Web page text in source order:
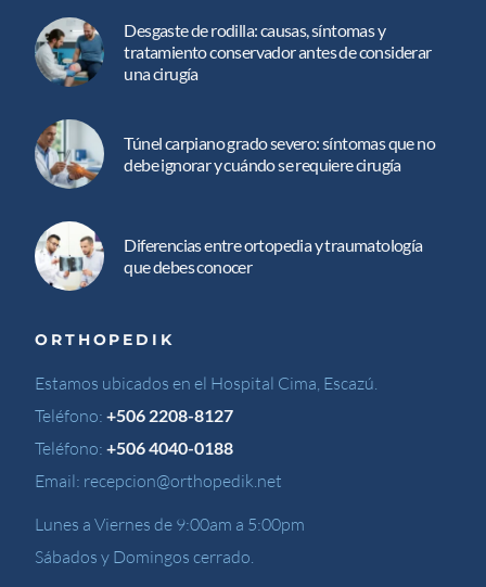
Desgaste de rodilla: causas, síntomas y
tratamiento conservador antes de considerar
una cirugía
Túnel carpiano grado severo: síntomas que no
debe ignorar y cuándo se requiere cirugía
Diferencias entre ortopedia y traumatología
que debes conocer
ORTHOPEDIK
Estamos ubicados en el Hospital Cima, Escazú.
Teléfono:+506 2208-8127
Teléfono:+506 4040-0188
Email: recepcion@orthopedik.net
Lunes a Viernes de 9:00am a 5:00pm
Sábados y Domingos cerrado.